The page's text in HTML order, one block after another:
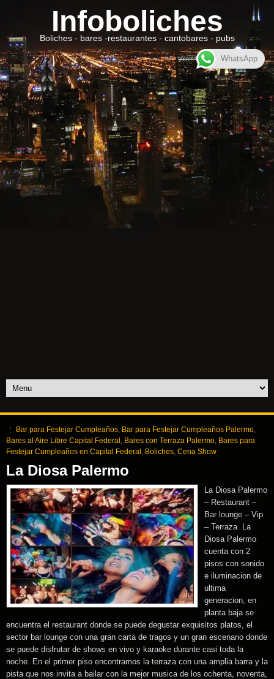
Infoboliches
Boliches - bares -restaurantes - cantobares - pubs
Bar para Festejar Cumpleaños, Bar para Festejar Cumpleaños Palermo,
Bares al Aire Libre Capital Federal , Bares con Terraza Palermo, Bares para
Festejar Cumpleaños en Capital Federal , Boliches, Cena Show
La Diosa Palermo
La Diosa Palermo
– Restaurant –
Bar lounge – Vip
– Terraza. La
Diosa Palermo
cuenta con 2
pisos con sonido
e iluminacion de
ultima
generacion, en
planta baja se
encuentra el restaurant donde se puede degustar exquisitos platos, el
sector bar lounge con una gran carta de tragos y un gran escenario donde
se puede disfrutar de shows en vivo y karaoke durante casi toda la
noche. En el primer piso encontramos la terraza con una amplia barra y la
pista que nos invita a bailar con la mejor musica de los ochenta, noventa,
WhatsApp